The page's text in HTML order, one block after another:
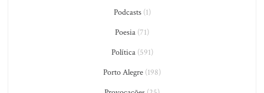
Podcasts(1)
Poesia (71)
Política(591)
Porto Alegre (198)